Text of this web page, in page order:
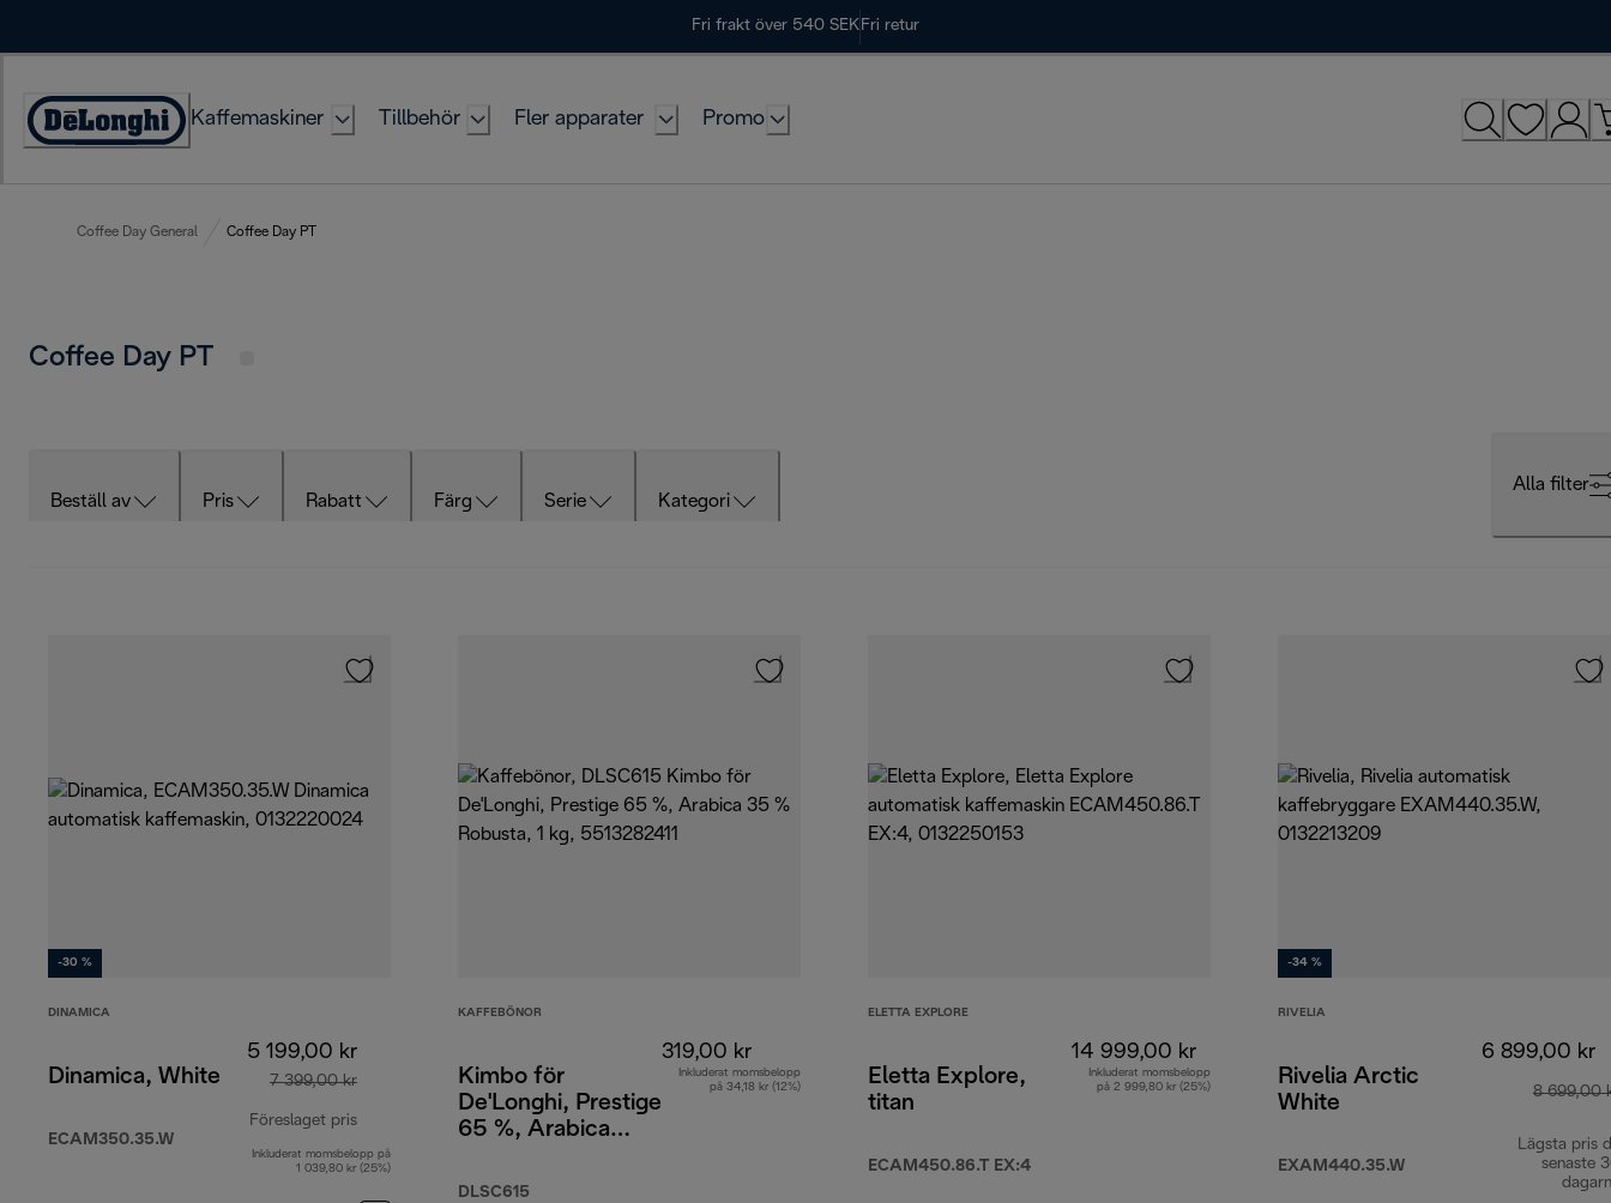
Fri frakt över 540 SEK Fri retur
Accessibility
Kaffemaskiner Tillbehör Fler apparater Promo
Coffee Day General Coffee Day PT
Coffee Day PT
Beställ av Pris Rabatt Färg Serie Kategori
Alla filter
-30 %
DINAMICA
Dinamica, White
ECAM350.35.W
5 199,00 kr
7 399,00 kr
Föreslaget pris
ursprungligt pris 7 399,00 kr
Inkluderat momsbelopp på
1 039,80 kr (25%)
KAFFEBÖNOR
Kimbo för
De'Longhi, Prestige
65 %, Arabica
DLSC615
319,00 kr
Inkluderat momsbelopp
på 34,18 kr (12%)
ELETTA EXPLORE
Eletta Explore,
titan
ECAM450.86.T EX:4
14 999,00 kr
Inkluderat momsbelopp
på 2 999,80 kr (25%)
-34 %
RIVELIA
Rivelia Arctic
White
EXAM440.35.W
6 899,00 kr
8 699,00
Lägsta pris
senaste